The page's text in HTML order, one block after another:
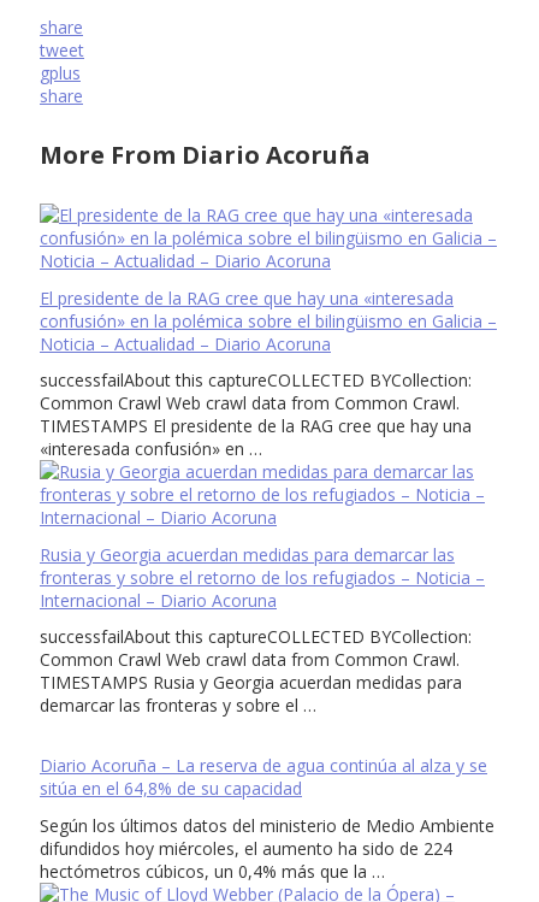
share
tweet
gplus
share
More From Diario Acoruña
El presidente de la RAG cree que hay una «interesada
confusión» en la polémica sobre el bilingüismo en Galicia –
Noticia – Actualidad – Diario Acoruna
successfailAbout this captureCOLLECTED BYCollection:
Common Crawl Web crawl data from Common Crawl.
TIMESTAMPS El presidente de la RAG cree que hay una
«interesada confusión» en …
Rusia y Georgia acuerdan medidas para demarcar las
fronteras y sobre el retorno de los refugiados – Noticia –
Internacional – Diario Acoruna
successfailAbout this captureCOLLECTED BYCollection:
Common Crawl Web crawl data from Common Crawl.
TIMESTAMPS Rusia y Georgia acuerdan medidas para
demarcar las fronteras y sobre el …
Diario Acoruña – La reserva de agua continúa al alza y se
sitúa en el 64,8% de su capacidad
Según los últimos datos del ministerio de Medio Ambiente
difundidos hoy miércoles, el aumento ha sido de 224
hectómetros cúbicos, un 0,4% más que la …